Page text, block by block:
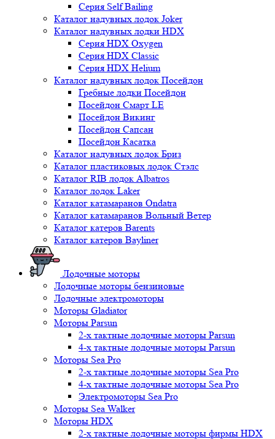
Серия Self Bailing
Каталог надувных лодок Joker
Каталог надувных лодки HDX
Серия HDX Oxygen
Серия HDX Classic
Серия HDX Helium
Каталог надувных лодок Посейдон
Гребные лодки Посейдон
Посейдон Смарт LE
Посейдон Викинг
Посейдон Сапсан
Посейдон Касатка
Каталог надувных лодок Бриз
Каталог пластиковых лодок Стэлс
Каталог RIB лодок Albatros
Каталог лодок Laker
Каталог катамаранов Ondatra
Каталог катамаранов Вольный Ветер
Каталог катеров Barents
Каталог катеров Bayliner
Лодочные моторы
Лодочные моторы бензиновые
Лодочные электромоторы
Моторы Gladiator
Моторы Parsun
2-х тактные лодочные моторы Parsun
4-х тактные лодочные моторы Parsun
Моторы Sea Pro
2-х тактные лодочные моторы Sea Pro
4-х тактные лодочные моторы Sea Pro
Электромоторы Sea Pro
Моторы Sea Walker
Моторы HDX
2-х тактные лодочные моторы фирмы HDX